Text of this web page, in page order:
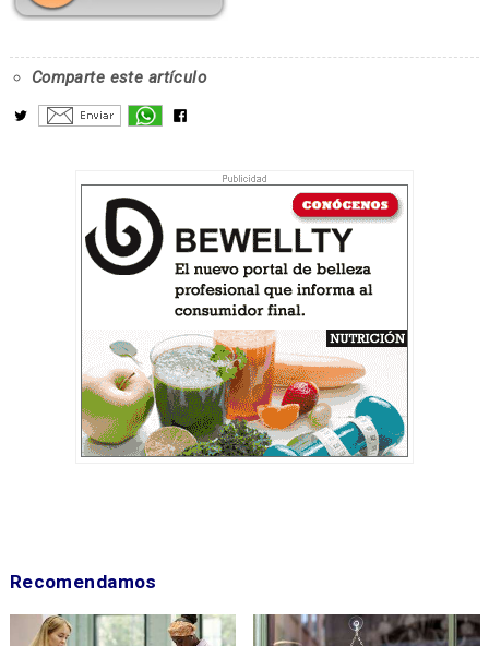
Comparte este artículo
Recomendamos